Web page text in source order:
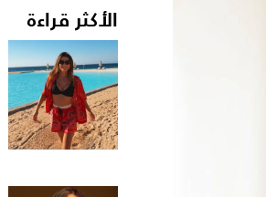
الأكثر قراءة